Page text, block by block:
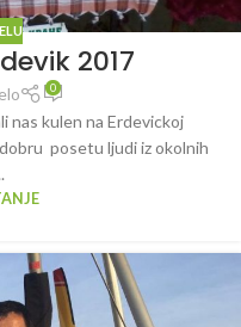
2017
0
nas kulen na Erdevickoj
posetu ljudi iz okolnih